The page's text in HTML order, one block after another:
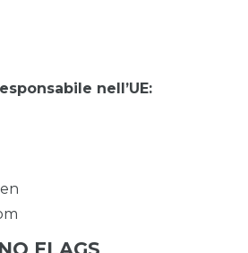
nell’UE: